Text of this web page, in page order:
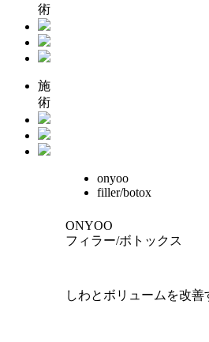
術
施
術
onyoo
filler/botox
ONYOO
フィラー/ボトックス
しわとボリュームを改善